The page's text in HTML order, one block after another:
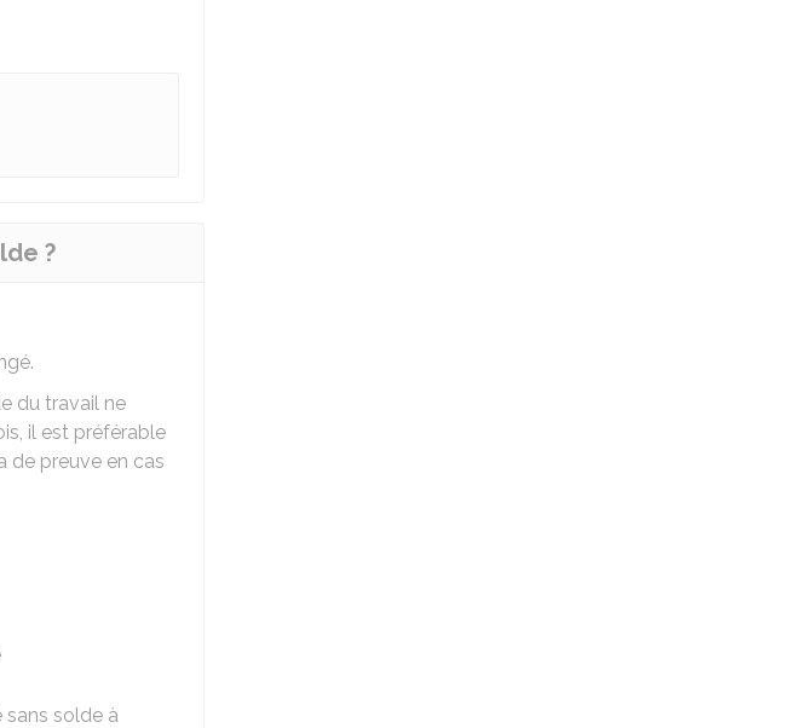
?
du travail ne
il est préférable
de preuve en cas
sans solde à